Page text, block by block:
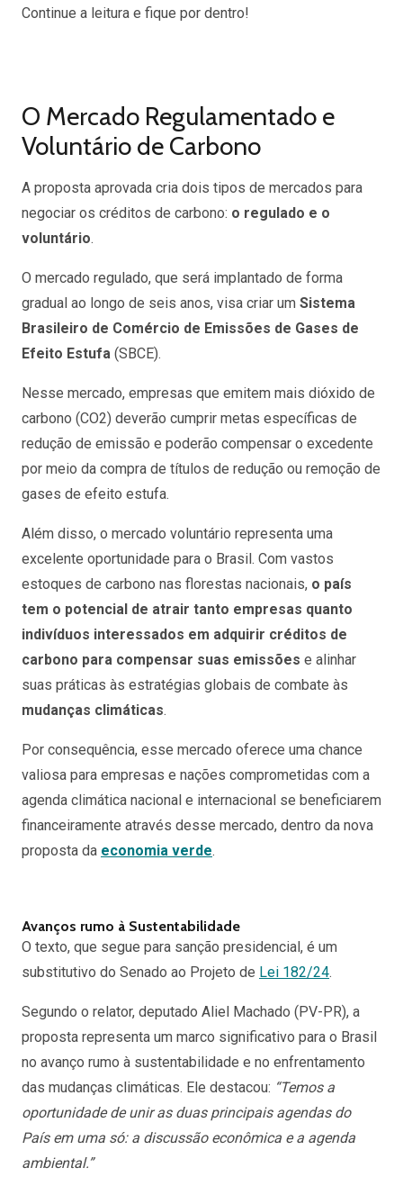
Continue a leitura e fique por dentro!
O Mercado Regulamentado e
Voluntário de Carbono
A proposta aprovada cria dois tipos de mercados para
negociar os créditos de carbono: o regulado e o
voluntário.
O mercado regulado, que será implantado de forma
gradual ao longo de seis anos, visa criar um Sistema
Brasileiro de Comércio de Emissões de Gases de
Efeito Estufa (SBCE).
Nesse mercado, empresas que emitem mais dióxido de
carbono (CO2) deverão cumprir metas específicas de
redução de emissão e poderão compensar o excedente
por meio da compra de títulos de redução ou remoção de
gases de efeito estufa.
Além disso, o mercado voluntário representa uma
excelente oportunidade para o Brasil. Com vastos
estoques de carbono nas florestas nacionais, o país
tem o potencial de atrair tanto empresas quanto
indivíduos interessados em adquirir créditos de
carbono para compensar suas emissões e alinhar
suas práticas às estratégias globais de combate às
mudanças climáticas.
Por consequência, esse mercado oferece uma chance
valiosa para empresas e nações comprometidas com a
agenda climática nacional e internacional se beneficiarem
financeiramente através desse mercado, dentro da nova
proposta da economia verde.
Avanços rumo à Sustentabilidade
O texto, que segue para sanção presidencial, é um
substitutivo do Senado ao Projeto de Lei 182/24.
Segundo o relator, deputado Aliel Machado (PV-PR), a
proposta representa um marco significativo para o Brasil
no avanço rumo à sustentabilidade e no enfrentamento
das mudanças climáticas. Ele destacou: “Temos a
oportunidade de unir as duas principais agendas do
País em uma só: a discussão econômica e a agenda
ambiental.”